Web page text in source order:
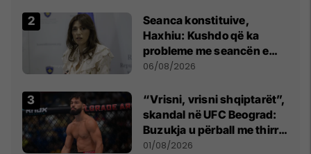
Seanca konstituive,
Haxhiu: Kushdo që ka
probleme me seancën e
sotme e ftoj t’i drejtohet
06/08/2026
“Vrisni, vrisni shqiptarët”,
skandal në UFC Beograd:
Buzukja u përball me thirrje
anti-shqiptare nga
01/08/2026